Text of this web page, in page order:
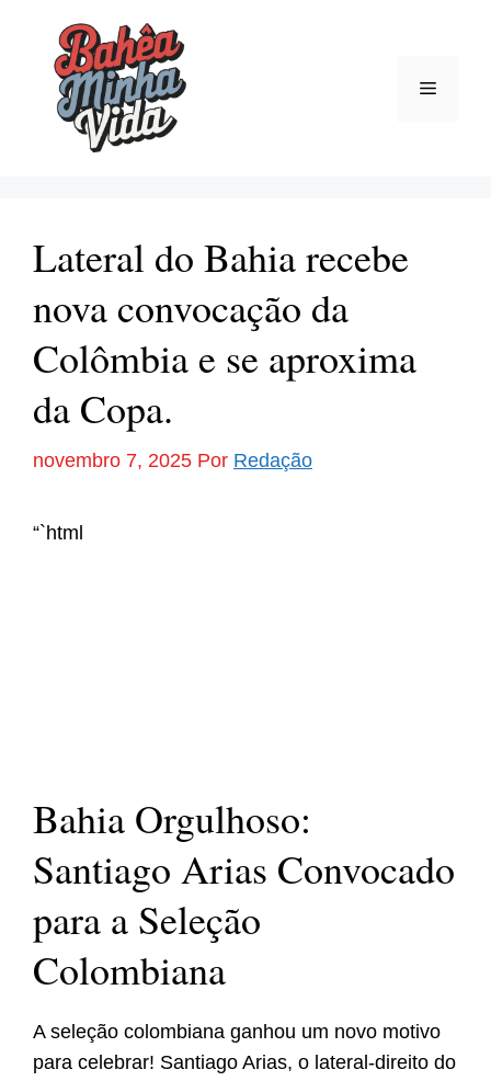
conteúdo
Menu
Lateral do Bahia recebe
nova convocação da
Colômbia e se aproxima
da Copa.
novembro 7, 2025 Por Redação
“`html
Bahia Orgulhoso:
Santiago Arias Convocado
para a Seleção
Colombiana
A seleção colombiana ganhou um novo motivo
para celebrar! Santiago Arias, o lateral-direito do